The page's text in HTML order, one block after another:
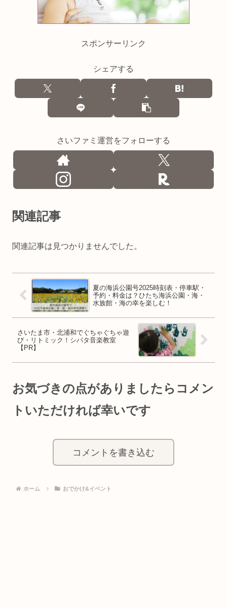
スポンサーリンク
シェアする
さいファミ運営をフォローする
関連記事
関連記事は見つかりませんでした。
夏の海浜公園号2025時刻表・停車駅・
予約・料金は？ひたち海浜公園・海・
水族館・海の幸を楽しむ！
さいたま市・北浦和でぐちゃぐちゃ遊
び・リトミック！シバタ音楽教室
【PR】
お気づきの点がありましたらコメン
トいただければ幸いです
コメントを書き込む
ホーム おでかけ&イベント